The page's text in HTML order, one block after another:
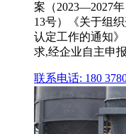
案（2023—2027年
13号）《关于组
认定工作的通知
求,经企业自主申
联系电话: 180